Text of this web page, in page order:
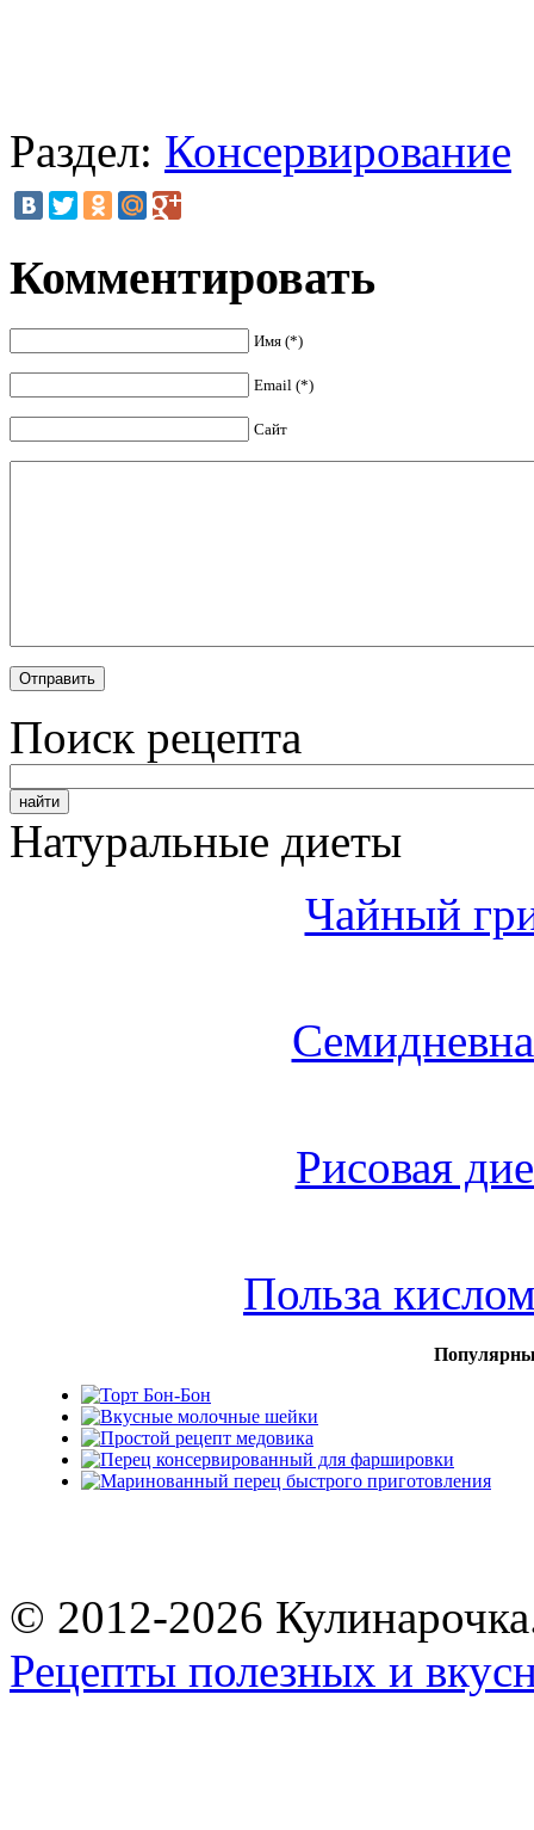
Раздел: Консервирование
Комментировать
Имя (*)
Email (*)
Сайт
Поиск рецепта
Натуральные диеты
Чайный
Рисовая
Польза
© 2012-2026
Рецепты полезных и